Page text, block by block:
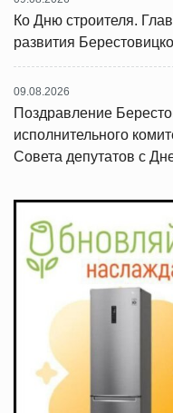
Ко Дню строителя.
развития
09.08.2026
Поздравление
исполнительного
Совета депутатов с